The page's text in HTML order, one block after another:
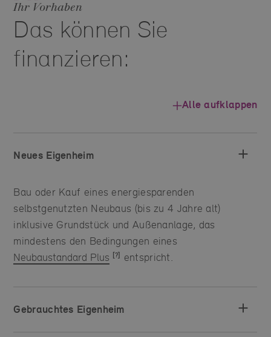
Ihr Vorhaben
Das können Sie
finanzieren:
Alle aufklappen
Neues Eigenheim
Bau oder Kauf eines energiesparenden
selbstgenutzten Neubaus (bis zu 4 Jahre alt)
inklusive Grundstück und Außenanlage, das
mindestens den Bedingungen eines
Neubaustandard Plus
entspricht.
Gebrauchtes Eigenheim